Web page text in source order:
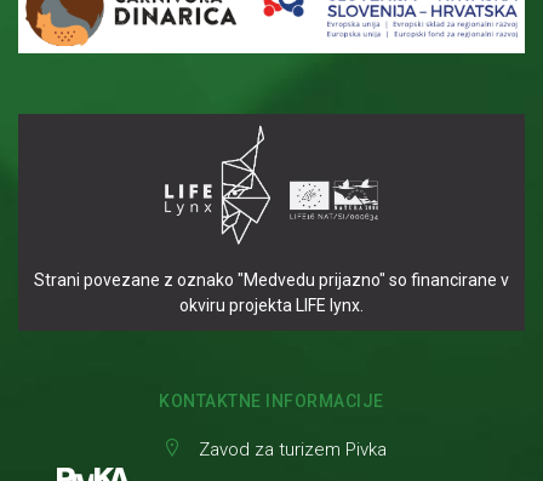
Strani povezane z oznako "Medvedu prijazno" so financirane v
okviru projekta LIFE lynx.
KONTAKTNE INFORMACIJE
Zavod za turizem Pivka